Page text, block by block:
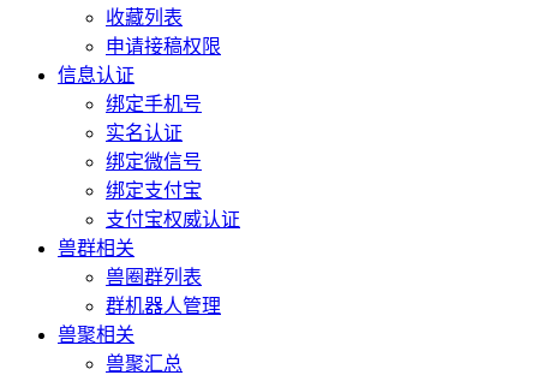
收藏列表
申请接稿权限
信息认证
绑定手机号
实名认证
绑定微信号
绑定支付宝
支付宝权威认证
兽群相关
兽圈群列表
群机器人管理
兽聚相关
兽聚汇总